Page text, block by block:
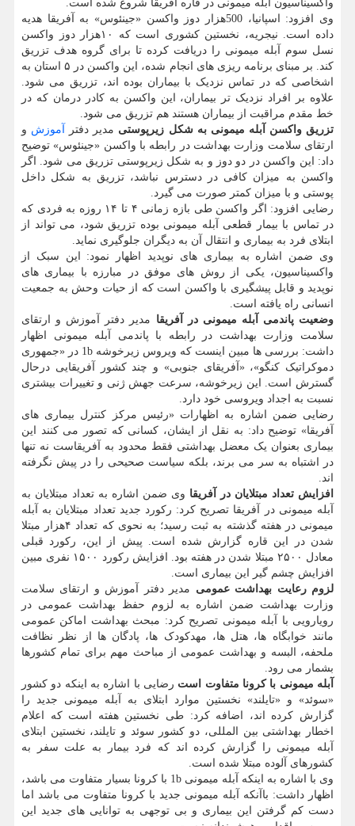
واکسیناسیون آبله میمونی در قاره آفریقا شروع شده است.
وی افزود: اسپانیا، 500هزار دوز واکسن «جینئوس» به آفریقا هدیه
داده است. نیجریه، نخستین کشوری است که ۱۰هزار دوز واکسن
نسل سوم آبله میمونی را دریافت کرده تا برای گروه هدف تزریق
کند. بر مبنای برنامه ریزی های انجام شده، این واکسن در ۵ استان به
اشخاصی که در تماس نزدیک با بیماران بوده اند، تزریق می شود.
علاوه بر افراد نزدیک تر بیماران، این واکسن به کادر درمان که در
خط مقدم مراقبت از بیماران هستند هم تزریق می شود.
تزریق واکسن آبله میمونی به شکل زیرپوستی مدیر دفتر آموزش و
ارتقای سلامت وزارت بهداشت در رابطه با واکسن «جینئوس» توضیح
داد: این واکسن در دو دوز و به شکل زیرپوستی تزریق می شود. اگر
واکسن به میزان کافی در دسترس نباشد، تزریق به شکل داخل
پوستی و با میزان کمتر صورت می گیرد.
رضایی افزود: اگر واکسن طی بازه زمانی ۴ تا ۱۴ روزه به فردی که
در تماس با بیمار قطعی آبله میمونی بوده تزریق شود، می تواند از
ابتلای فرد به بیماری و انتقال آن به دیگران جلوگیری نماید.
وی ضمن اشاره به بیماری های نوپدید اظهار نمود: این سبک از
واکسیناسیون، یکی از روش های موفق در مبارزه با بیماری های
نوپدید و قابل پیشگیری با واکسن است که از حیات وحش به جمعیت
انسانی راه یافته است.
وضعیت پاندمی آبله میمونی در آفریقا مدیر دفتر آموزش و ارتقای
سلامت وزارت بهداشت در رابطه با پاندمی آبله میمونی اظهار
داشت: بررسی ها مبین اینست که ویروس زیرخوشه 1b در «جمهوری
دموکراتیک کنگو»، «آفریقای جنوبی» و چند کشور آفریقایی درحال
گسترش است. این زیرخوشه، سرعت جهش ژنی و تغییرات بیشتری
نسبت به اجداد ویروسی خود دارد.
رضایی ضمن اشاره به اظهارات «رئیس مرکز کنترل بیماری های
آفریقا» توضیح داد: به نقل از ایشان، کسانی که تصور می کنند این
بیماری بعنوان یک معضل بهداشتی فقط محدود به آفریقاست نه تنها
در اشتباه به سر می برند، بلکه سیاست صحیحی را در پیش نگرفته
اند.
افزایش تعداد مبتلایان در آفریقا وی ضمن اشاره به تعداد مبتلایان به
آبله میمونی در آفریقا تصریح کرد: رکورد جدید تعداد مبتلایان به آبله
میمونی در هفته گذشته به ثبت رسید؛ به نحوی که تعداد ۴هزار مبتلا
شدن در این قاره گزارش شده است. پیش از این، رکورد قبلی
معادل ۲۵۰۰ مبتلا شدن در هفته بود. افزایش رکورد ۱۵۰۰ نفری مبین
افزایش چشم گیر این بیماری است.
لزوم رعایت بهداشت عمومی مدیر دفتر آموزش و ارتقای سلامت
وزارت بهداشت ضمن اشاره به لزوم حفظ بهداشت عمومی در
رویارویی با آبله میمونی تصریح کرد: مبحث بهداشت اماکن عمومی
مانند خوابگاه ها، هتل ها، مهدکودک ها، پادگان ها از نظر نظافت
ملحفه، البسه و بهداشت عمومی از مباحث مهم برای تمام کشورها
بشمار می رود.
آبله میمونی با کرونا متفاوت است رضایی با اشاره به اینکه دو کشور
«سوئد» و «تایلند» نخستین موارد ابتلای به آبله میمونی جدید را
گزارش کرده اند، اضافه کرد: طی نخستین هفته است که اعلام
اخطار بهداشتی بین المللی، دو کشور سوئد و تایلند، نخستین ابتلای
آبله میمونی را گزارش کرده اند که فرد بیمار به علت سفر به
کشورهای آلوده مبتلا شده است.
وی با اشاره به اینکه آبله میمونی 1b با کرونا بسیار متفاوت می باشد،
اظهار داشت: باآنکه آبله میمونی جدید با کرونا متفاوت می باشد اما
دست کم گرفتن این بیماری و بی توجهی به توانایی های جدید این